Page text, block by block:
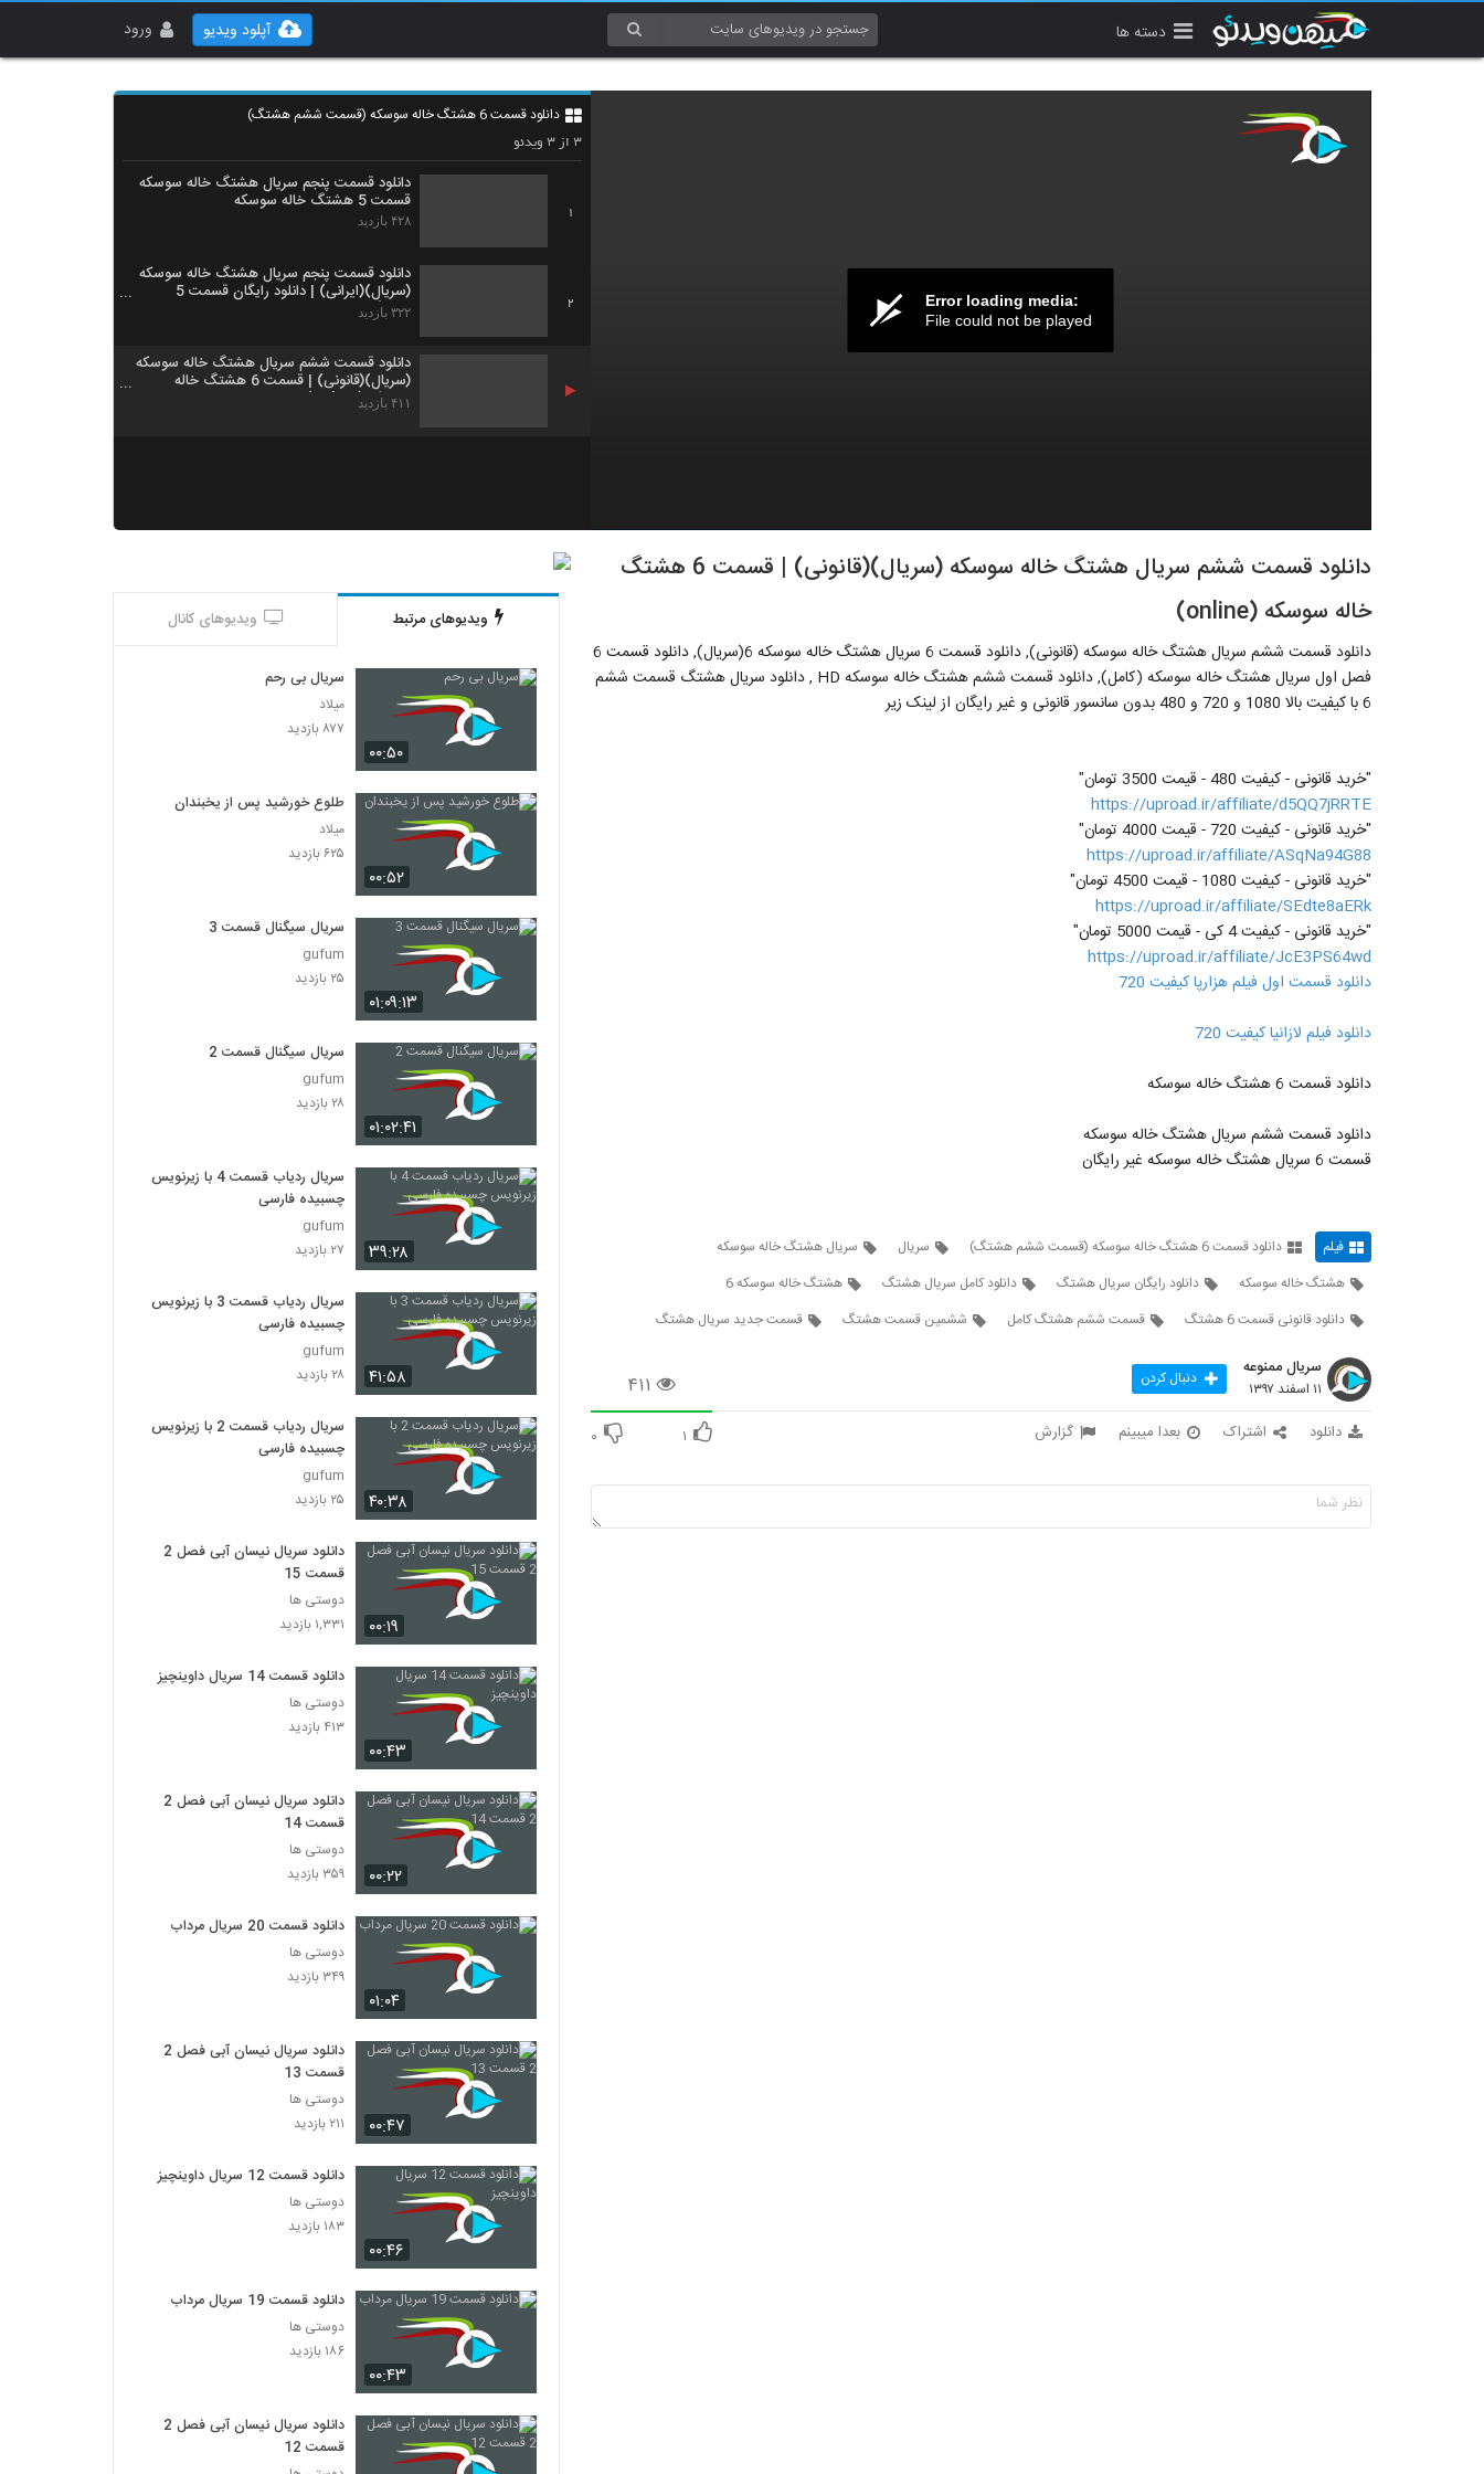
دسته ها ورود آپلود ویدیو
Error loading media:
File could not be played
دانلود قسمت 6 هشتگ خاله سوسکه (قسمت ششم هشتگ)
۳از ۳ویدئو
1
دانلود قسمت پنجم سریال هشتگ خاله سوسکه
قسمت 5 هشتگ خاله سوسکه
۴۲۸ بازدید
2
دانلود قسمت پنجم سریال هشتگ خاله سوسکه
(سریال)(ایرانی) | دانلود رایگان قسمت 5
هشتگ خاله سوسکه با کیفیت 4K
۳۲۲ بازدید
دانلود قسمت ششم سریال هشتگ خاله سوسکه
(سریال)(قانونی) | قسمت 6 هشتگ خاله
سوسکه (online)
۴۱۱ بازدید
دانلود قسمت ششم سریال هشتگ خاله سوسکه (سریال)(قانونی) | قسمت 6 هشتگ
خاله سوسکه (online)
دانلود قسمت ششم سریال هشتگ خاله سوسکه (قانونی), دانلود قسمت 6 سریال هشتگ خاله سوسکه 6(سریال), دانلود قسمت 6
فصل اول سریال هشتگ خاله سوسکه (کامل), دانلود قسمت ششم هشتگ خاله سوسکه HD , دانلود سریال هشتگ قسمت ششم
6 با کیفیت بالا 1080 و 720 و 480 بدون سانسور قانونی و غیر رایگان از لینک زیر
"خرید قانونی - کیفیت 480 - قیمت 3500 تومان"
https://uproad.ir/affiliate/d5QQ7jRRTE
"خرید قانونی - کیفیت 720 - قیمت 4000 تومان"
https://uproad.ir/affiliate/ASqNa94G88
"خرید قانونی - کیفیت 1080 - قیمت 4500 تومان"
https://uproad.ir/affiliate/SEdte8aERk
"خرید قانونی - کیفیت 4 کی - قیمت 5000 تومان"
https://uproad.ir/affiliate/JcE3PS64wd
دانلود قسمت اول فیلم هزارپا کیفیت 720
دانلود فیلم لازانیا کیفیت 720
دانلود قسمت 6 هشتگ خاله سوسکه
دانلود قسمت ششم سریال هشتگ خاله سوسکه
قسمت 6 سریال هشتگ خاله سوسکه غیر رایگان
فیلم دانلود قسمت 6 هشتگ خاله سوسکه (قسمت ششم هشتگ) سریال
سریال هشتگ خاله سوسکه
هشتگ خاله سوسکه
دانلود رایگان سریال هشتگ دانلود کامل سریال هشتگ
هشتگ خاله سوسکه 6
دانلود قانونی قسمت 6 هشتگ
قسمت ششم هشتگ کامل ششمین قسمت هشتگ قسمت جدید سریال هشتگ
۴۱۱
سریال ممنوعه
۱۱ اسفند ۱۳۹۷ دنبال کردن
دانلود اشتراک بعدا میبینم گزارش ۱ ۰
ویدیوهای مرتبط ویدیوهای کانال
۰۰:۵۰
سریال بی رحم
میلاد
۸۷۷ بازدید
۰۰:۵۲
طلوع خورشید پس از یخبندان
میلاد
۶۲۵ بازدید
۰۱:۰۹:۱۳
سریال سیگنال قسمت 3
gufum
۲۵ بازدید
۰۱:۰۲:۴۱
سریال سیگنال قسمت 2
gufum
۲۸ بازدید
۳۹:۲۸
سریال ردیاب قسمت 4 با زیرنویس
چسبیده فارسی
gufum
۲۷ بازدید
۴۱:۵۸
سریال ردیاب قسمت 3 با زیرنویس
چسبیده فارسی
gufum
۲۸ بازدید
۴۰:۳۸
سریال ردیاب قسمت 2 با زیرنویس
چسبیده فارسی
gufum
۲۵ بازدید
۰۰:۱۹
دانلود سریال نیسان آبی فصل 2
قسمت 15
دوستی ها
۱,۳۳۱ بازدید
۰۰:۴۳
دانلود قسمت 14 سریال داوینچیز
دوستی ها
۴۱۳ بازدید
۰۰:۲۲
دانلود سریال نیسان آبی فصل 2
قسمت 14
دوستی ها
۳۵۹ بازدید
۰۱:۰۴
دانلود قسمت 20 سریال مرداب
دوستی ها
۳۴۹ بازدید
۰۰:۴۷
دانلود سریال نیسان آبی فصل 2
قسمت 13
دوستی ها
۲۱۱ بازدید
۰۰:۴۶
دانلود قسمت 12 سریال داوینچیز
دوستی ها
۱۸۳ بازدید
۰۰:۴۳
دانلود قسمت 19 سریال مرداب
دوستی ها
۱۸۶ بازدید
دانلود سریال نیسان آبی فصل 2
قسمت 12